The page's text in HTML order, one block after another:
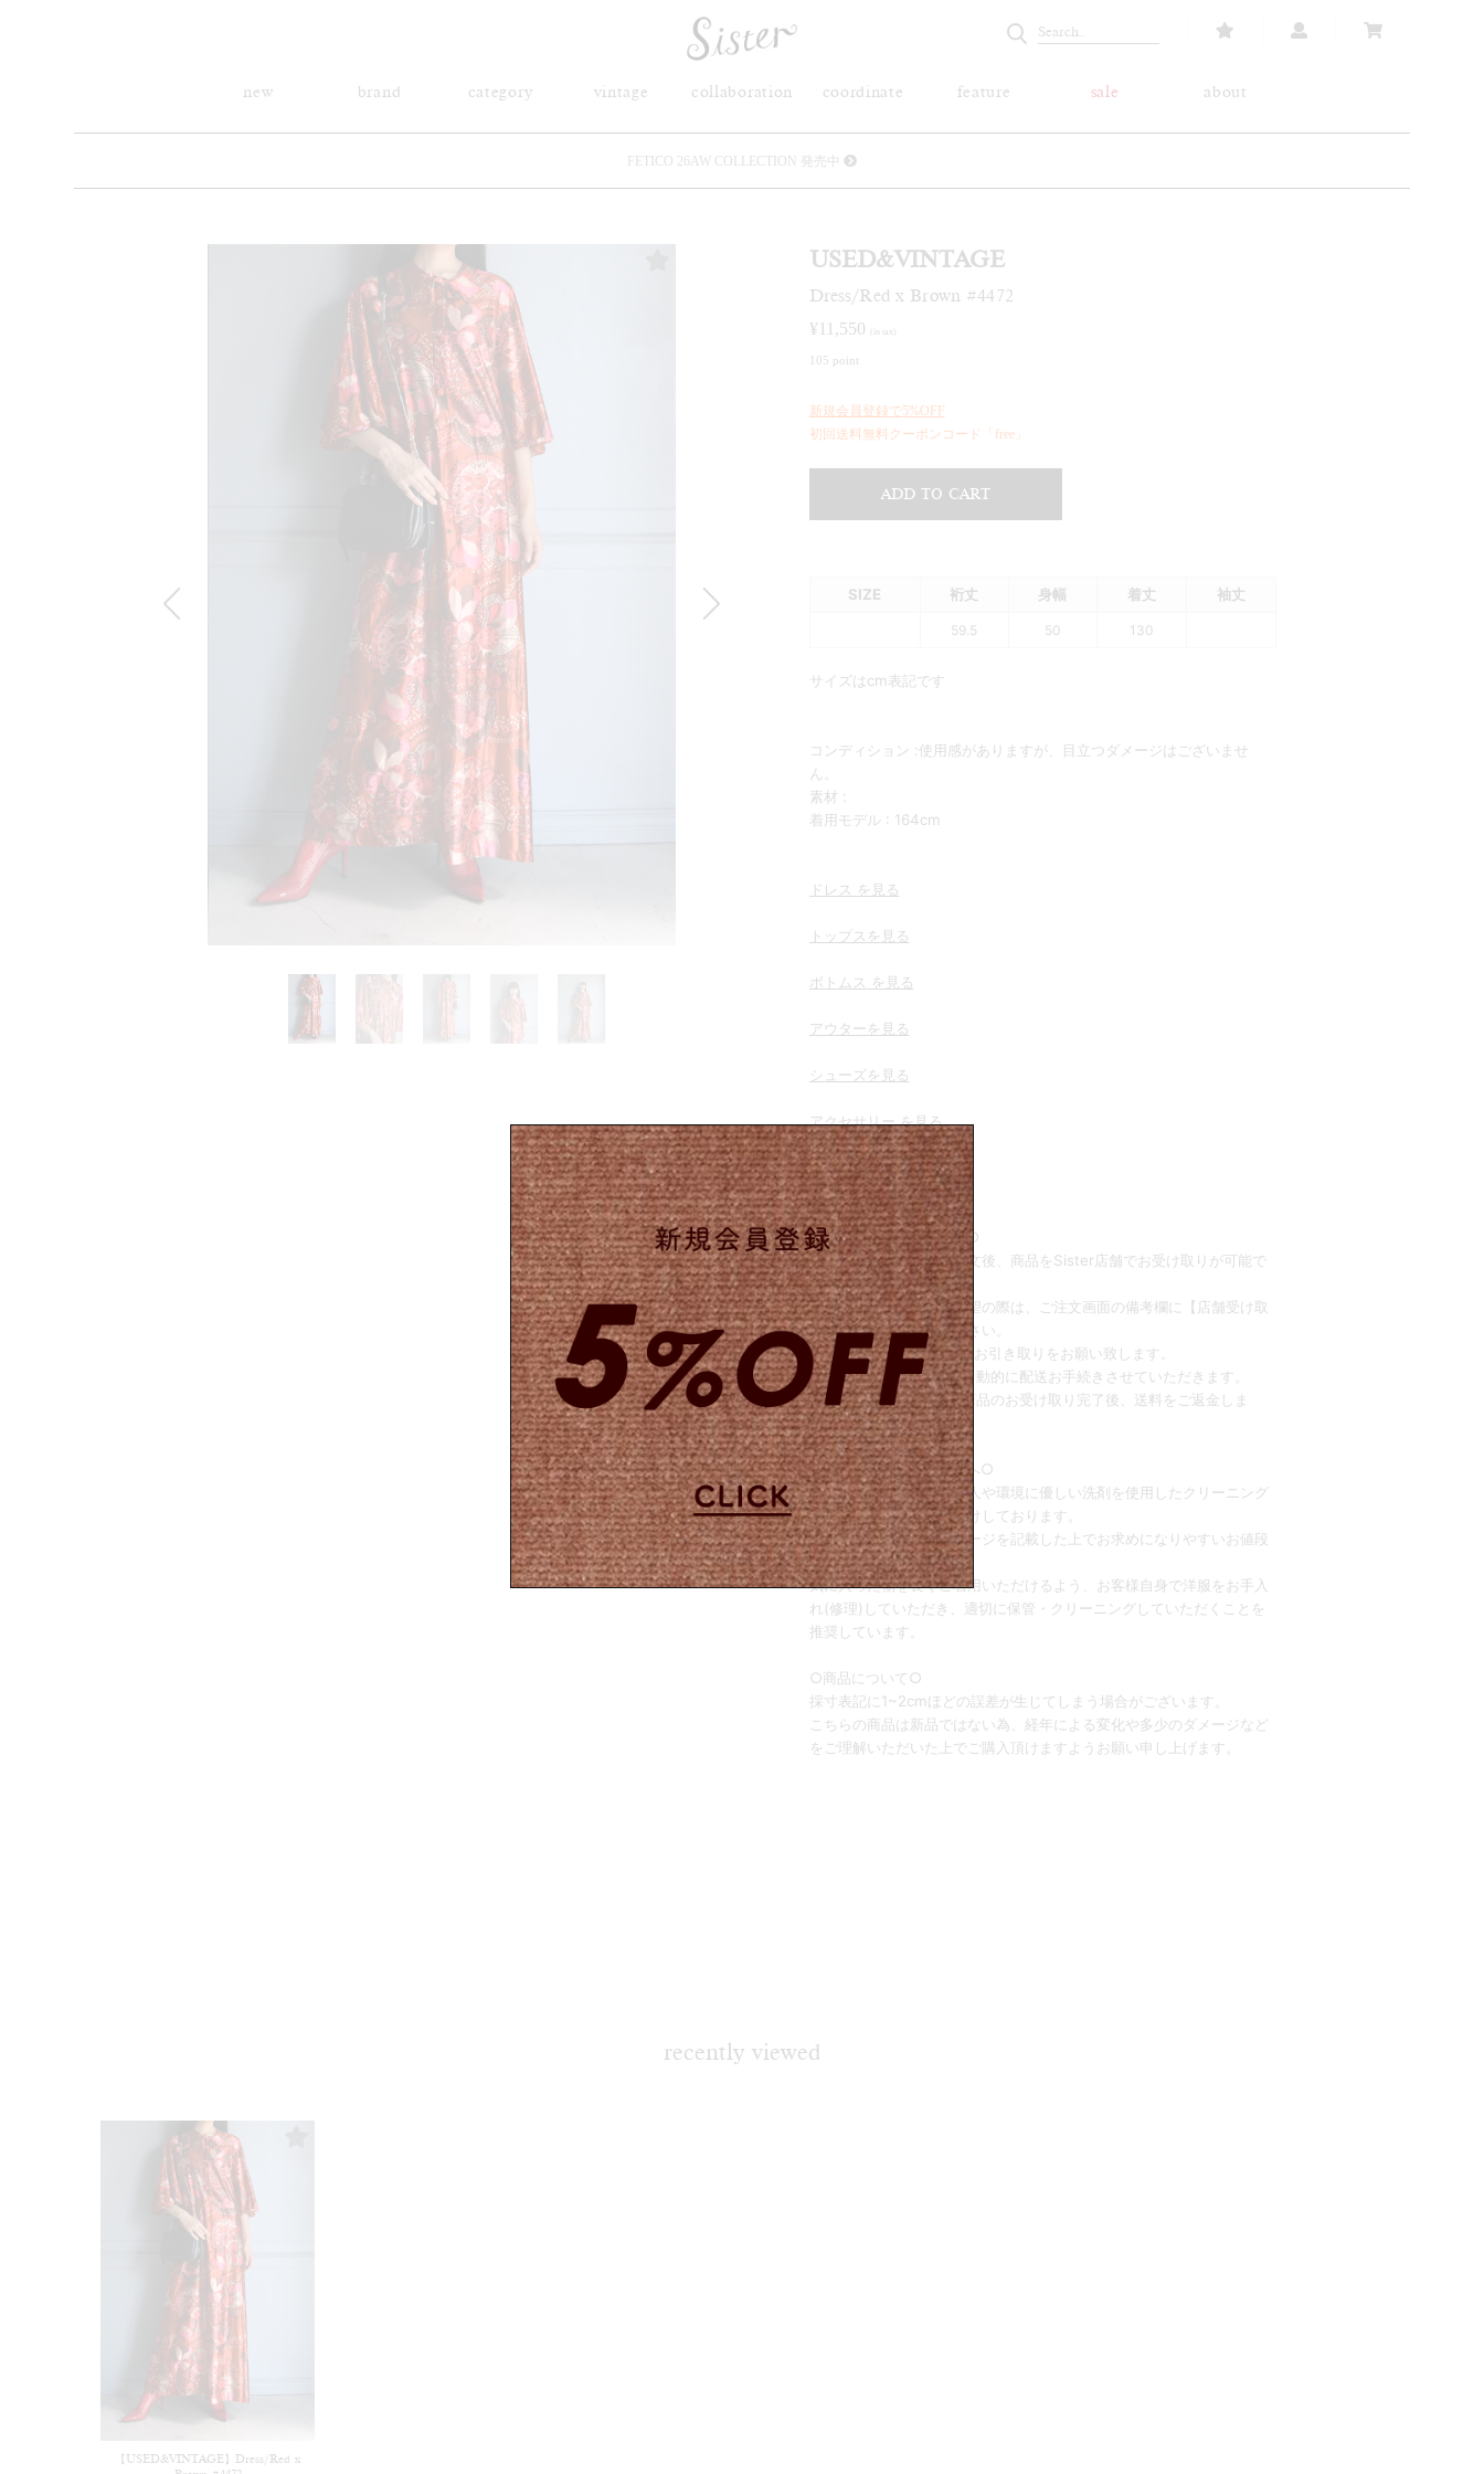
new brand category vintage collaboration coordinate feature sale about
FETICO 26AW COLLECTION 発売中
Sister(渋谷区松濤) 店舗休業のご案内
発売中 : Sister × 前原光榮商店
USED&VINTAGE
Dress/Red x Brown #4472
¥ 11,550 (in tax)
105 point
新規会員登録で5%OFF
初回送料無料クーポンコード「free」
ADD TO CART
SIZE 裄丈 身幅 着丈 袖丈
59.5 50 130
サイズはcm表記です
コンディション :使用感がありますが、目立つダメージはございませ
ん。
素材 :
着用モデル : 164cm
ドレス を見る
トップスを 見る
ボトムス を見る
アウターを見る
シューズを見る
アクセサリー を見る
○店舗受け取りサービス○
オンラインストアでご注文後、商品をSister店舗でお受け取りが可能で
す。
店舗でお引き取りをご希望の際は、ご注文画面の備考欄に【店舗受け取
り希望】と記載してください。
ご注文日から1週間の間でお引き取りをお願い致します。
※保管期限を過ぎると、自動的に配送お手続きさせていただきます。
2万円以下のご注文は、商品のお受け取り完了後、送料をご返金しま
す。
○古着をご購入のお客様へ○
全ての商品は可能な限り人や環境に優しい洗剤を使用したクリーニング
と修繕をしお客様へお届けしております。
修復が難しい商品はダメージを記載した上でお求めになりやすいお値段
で掲載しております。
気に入った物を長くご着用いただけるよう、お客様自身で洋服をお手入
れ(修理)していただき、適切に保管・クリーニングしていただくことを
推奨しています。
○商品について○
採寸表記に1~2cmほどの誤差が生じてしまう場合がございます。
こちらの商品は新品ではない為、経年による変化や多少のダメージなど
をご理解いただいた上でご購入頂けますようお願い申し上げます。
recently viewed
【USED&VINTAGE】Dress/Red x